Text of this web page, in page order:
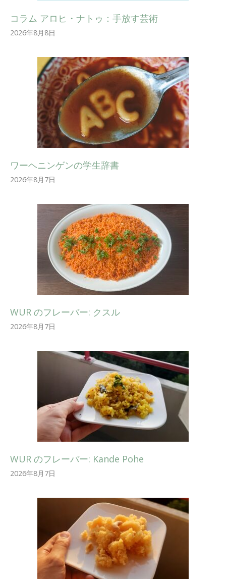
コラム アロヒ・ナトゥ：手放す芸術
2026年8月8日
ワーヘニンゲンの学生辞書
2026年8月7日
WUR のフレーバー: クスル
2026年8月7日
WUR のフレーバー: Kande Pohe
2026年8月7日